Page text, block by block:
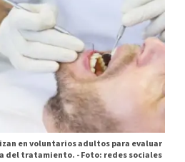
en voluntarios adultos para evaluar
del tratamiento. -Foto: redes sociales